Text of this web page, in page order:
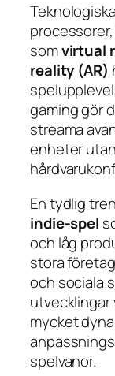
somvirtual
reality (AR)
gaminggör
streama
enheter
En tydlig
indie-spel
och låg
stora
och sociala
utvecklingar
mycket
spelvanor.